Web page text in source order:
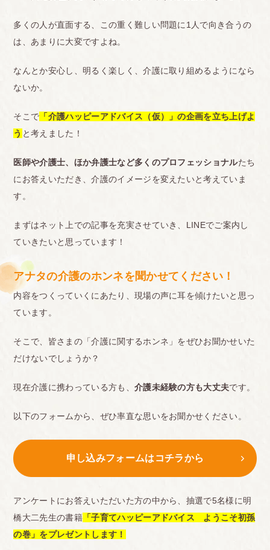
多くの人が直面する、この重く難しい問題に1人で向き合うの
は、あまりに大変ですよね。
なんとか安心し、明るく楽しく、介護に取り組めるようになら
ないか。
そこで 「介護ハッピーアドバイス（仮）」の企画を立ち上げよ
う と考えました！
医師や介護士、ほか弁護士など多くのプロフェッショナルたち
にお答えいただき、介護のイメージを変えたいと考えていま
す。
まずはネット上での記事を充実させていき、LINEでご案内し
ていきたいと思っています！
アナタの介護のホンネを聞かせてください！
内容をつくっていくにあたり、現場の声に耳を傾けたいと思っ
ています。
そこで、皆さまの「介護に関するホンネ」をぜひお聞かせいた
だけないでしょうか？
現在介護に携わっている方も、 介護未経験の方も大丈夫です。
以下のフォームから、ぜひ率直な思いをお聞かせください。
申し込みフォームはコチラから
アンケートにお答えいただいた方の中から、抽選で5名様に明
橋大二先生の書籍「子育てハッピーアドバイス ようこそ初孫
の巻」をプレゼントします！